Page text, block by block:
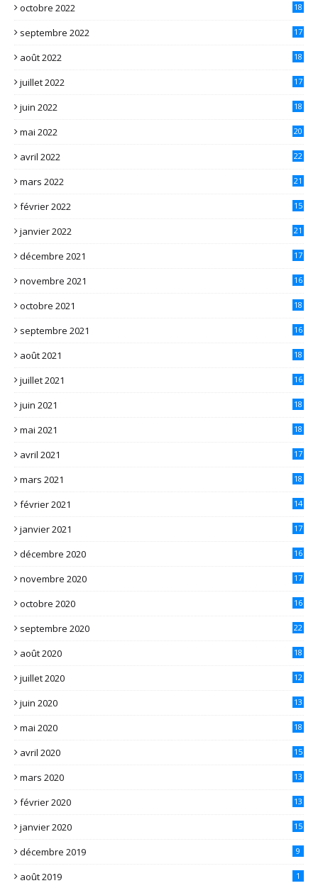
octobre 2022 18
septembre 2022 17
août 2022 18
juillet 2022 17
juin 2022 18
mai 2022 20
avril 2022 22
mars 2022 21
février 2022 15
janvier 2022 21
décembre 2021 17
novembre 2021 16
octobre 2021 18
septembre 2021 16
août 2021 18
juillet 2021 16
juin 2021 18
mai 2021 18
avril 2021 17
mars 2021 18
février 2021 14
janvier 2021 17
décembre 2020 16
novembre 2020 17
octobre 2020 16
septembre 2020 22
août 2020 18
juillet 2020 12
juin 2020 13
mai 2020 18
avril 2020 15
mars 2020 13
février 2020 13
janvier 2020 15
décembre 2019 9
août 2019 1